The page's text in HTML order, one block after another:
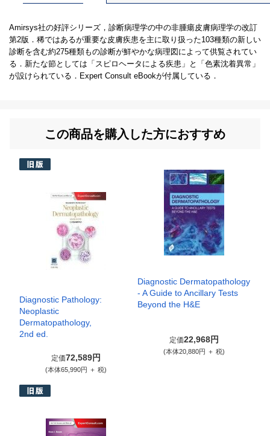
Amirsys社の好評シリーズ，診断病理学の中の非腫瘍皮膚病理学の改訂
第2版．稀ではあるが重要な皮膚疾患を主に取り扱った103種類の新しい
診断を含む約275種類もの診断が鮮やかな病理図によって供覧されてい
る．新たな節としては「スピロヘータによる疾患」と「色素沈着異常」
が設けられている．Expert Consult eBookが付属している．
この商品を購入した方におすすめ
Diagnostic Pathology:
Neoplastic
Dermatopathology,
2nd ed.
定価72,589円
(本体65,990円 ＋ 税)
Diagnostic Dermatopathology
- A Guide to Ancillary Tests
Beyond the H&E
定価22,968円
(本体20,880円 ＋ 税)